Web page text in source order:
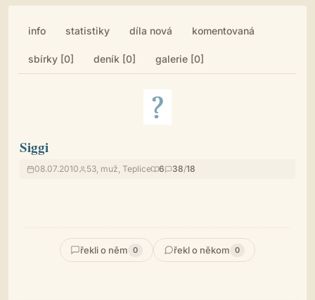
info statistiky díla nová komentovaná
sbírky [0] deník [0] galerie [0]
Siggi
08.07.2010 53, muž, Teplice 6 38/18
řekli o něm 0 řekl o někom 0